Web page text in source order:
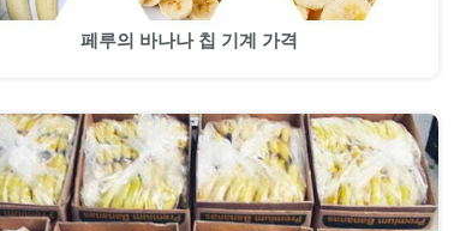
페루의 바나나 칩 기계 가격